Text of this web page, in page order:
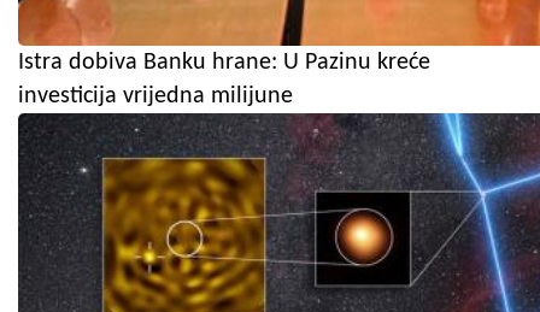
Istra dobiva Banku hrane: U Pazinu kreće
investicija vrijedna milijune